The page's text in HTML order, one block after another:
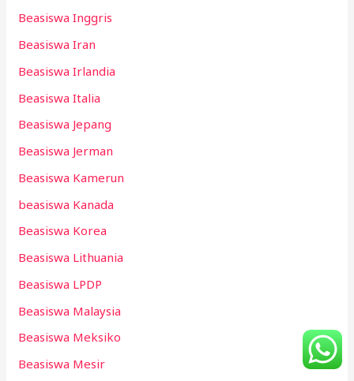
Beasiswa Inggris
Beasiswa Iran
Beasiswa Irlandia
Beasiswa Italia
Beasiswa Jepang
Beasiswa Jerman
Beasiswa Kamerun
beasiswa Kanada
Beasiswa Korea
Beasiswa Lithuania
Beasiswa LPDP
Beasiswa Malaysia
Beasiswa Meksiko
Beasiswa Mesir